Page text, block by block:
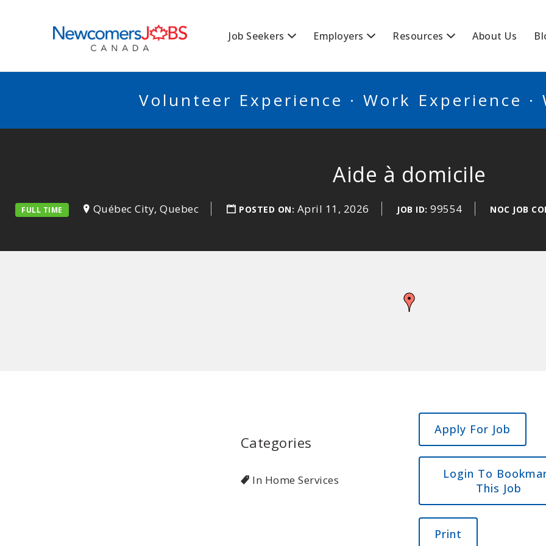
Job Seekers Employers Resources About Us
Volunteer Experience · Work Experience ·
Aide à domicile
FULL TIME Québec City, Quebec POSTED ON: April 11, 2026 JOB ID: 99554 NOC JOB
Categories
In Home Services
Login To
This Job
Print